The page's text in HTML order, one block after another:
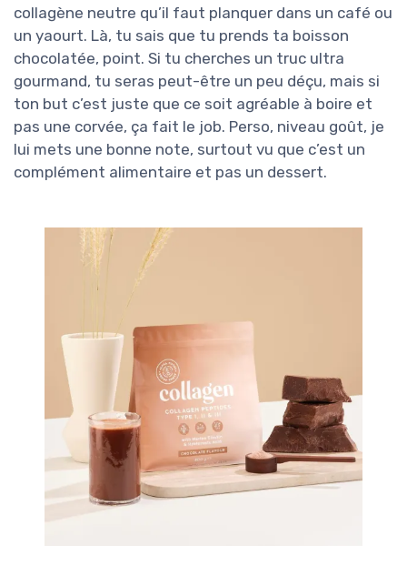
collagène neutre qu’il faut planquer dans un café ou
un yaourt. Là, tu sais que tu prends ta boisson
chocolatée, point. Si tu cherches un truc ultra
gourmand, tu seras peut-être un peu déçu, mais si
ton but c’est juste que ce soit agréable à boire et
pas une corvée, ça fait le job. Perso, niveau goût, je
lui mets une bonne note, surtout vu que c’est un
complément alimentaire et pas un dessert.